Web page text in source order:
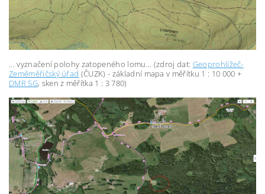
... vyznačení polohy zatopeného lomu... (zdroj dat: Geoprohlížeč-
Zeměměřičský úřad (ČUZK) - základní mapa v měřítku 1 : 10 000 +
DMR 5G, sken z měřítka 1 : 3 780)